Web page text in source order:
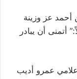
أحمد عز وزينة
أتمنى أن يبادر
عمرو أديب